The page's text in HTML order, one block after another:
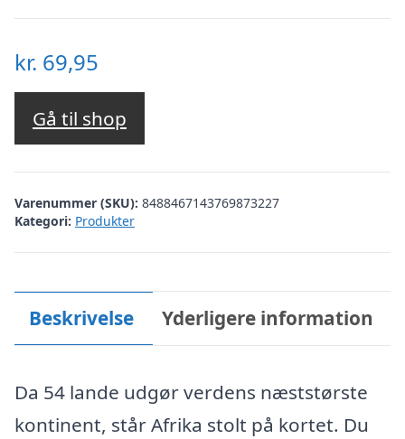
kr. 69,95
Gå til shop
Varenummer (SKU): 8488467143769873227
Kategori: Produkter
Beskrivelse Yderligere information
Da 54 lande udgør verdens næststørste
kontinent, står Afrika stolt på kortet. Du